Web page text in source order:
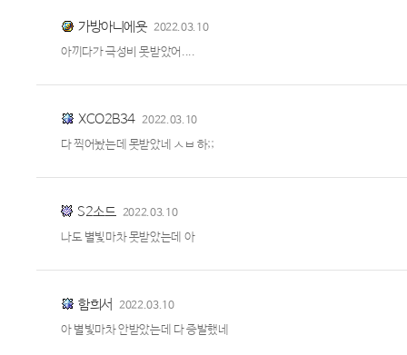
가방아니에욧 2022.03.10
아끼다가 극성비 못받았어....
XCO2B34 2022.03.10
다 찍어놨는데 못받았네 ㅅㅂ 하;;
S2소드 2022.03.10
나도 별빛마차 못받았는데 아
함희서 2022.03.10
아 별빛마차 안받았는데 다 증발했네